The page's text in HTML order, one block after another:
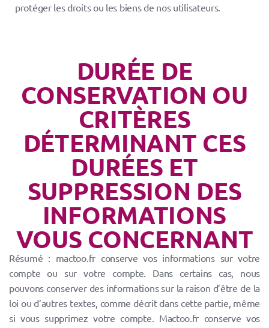
protéger les droits ou les biens de nos utilisateurs.
DURÉE DE
CONSERVATION OU
CRITÈRES
DÉTERMINANT CES
DURÉES ET
SUPPRESSION DES
INFORMATIONS
VOUS CONCERNANT
Résumé : mactoo.fr conserve vos informations sur votre
compte ou sur votre compte. Dans certains cas, nous
pouvons conserver des informations sur la raison d’être de la
loi ou d’autres textes, comme décrit dans cette partie, même
si vous supprimez votre compte. Mactoo.fr conserve vos